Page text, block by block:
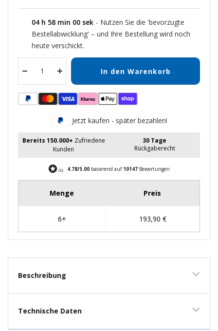
04 h 57 min 59 sek - Nutzen Sie die 'bevorzugte
Bestellabwicklung' – und Ihre Bestellung wird noch
heute verschickt.
Menge
verringern
Menge
erhöhen
In den Warenkorb
Jetzt kaufen - später bezahlen!
Bereits 150.000+ Zufriedene
Kunden
30 Tage
Rückgaberecht
4.78/5.00basierend auf 10147Bewertungen
Beschreibung
Technische Daten